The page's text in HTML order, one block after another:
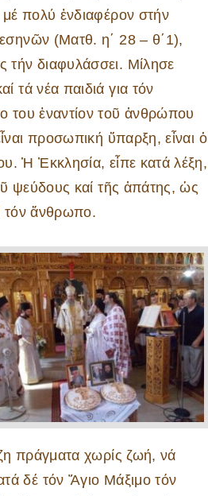
πολύ ἐνδιαφέρον στήν
(Ματθ. η΄ 28 – θ΄1),
τήν διαφυλάσσει. Μίλησε
τά νέα παιδιά για τόν
του ἐναντίον τοῦ ἀνθρώπου
προσωπική ὕπαρξη, εἶναι ὁ
Ἡ Ἐκκλησία, εἶπε κατά λέξη,
ψεύδους καί τῆς ἀπάτης, ὡς
τόν ἄνθρωπο.
πράγματα χωρίς ζωή, νά
δέ τόν Ἅγιο Μάξιμο τόν